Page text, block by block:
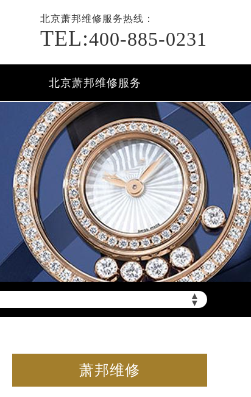
北京萧邦维修 服务热线：
TEL:400-885-0231
北京萧邦维修服务
▲
▼
萧邦维修